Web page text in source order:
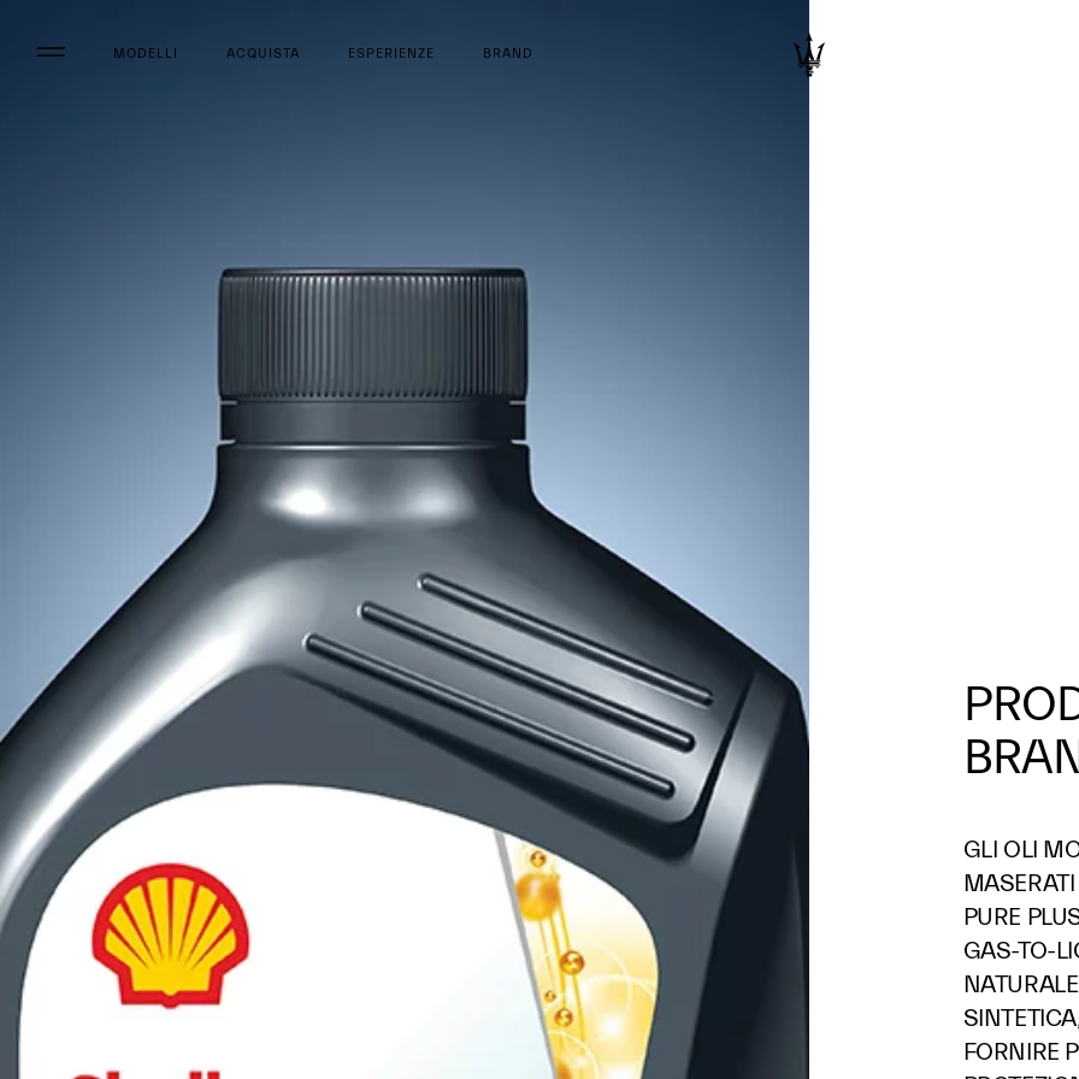
MODELLI ACQUISTA ESPERIENZE BRAND
GLI OLI
PURE
GAS-TO-
FORNIRE